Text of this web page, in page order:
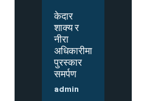
केदार
शाक्य र
नीरा
अधिकारीमा
पुरस्कार
समर्पण
admin